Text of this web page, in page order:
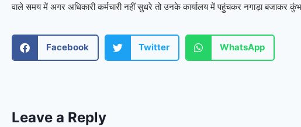
वाले समय में अगर अधिकारी कर्मचारी नहीं सुधरे तो उनके कार्यालय में पहुंचकर नगाड़ा बजाकर
Facebook Twitter WhatsApp
Leave a Reply